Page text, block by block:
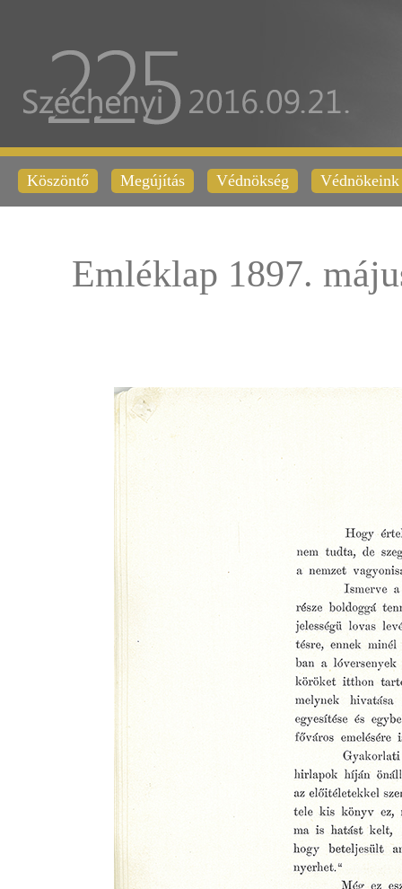
Köszöntő Megújítás Védnökség Védnökeink
Emléklap 1897.